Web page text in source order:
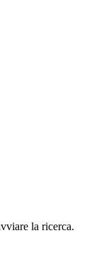
la ricerca.